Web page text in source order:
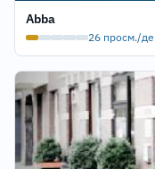
Abba
26 просм./